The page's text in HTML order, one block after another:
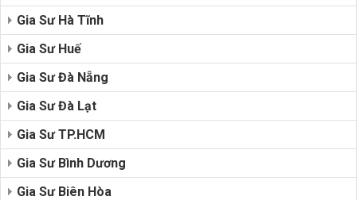
Gia Sư Hà Tĩnh
Gia Sư Huế
Gia Sư Đà Nẵng
Gia Sư Đà Lạt
Gia Sư TP.HCM
Gia Sư Bình Dương
Gia Sư Biên Hòa